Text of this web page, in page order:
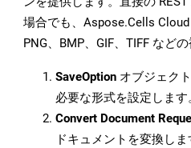
場合でも、Aspose.Cells Cloud
PNG、BMP、GIF、TIFF など
SaveOption オブジェク
必要な形式を設定します
Convert Document
ドキュメントを変換しま